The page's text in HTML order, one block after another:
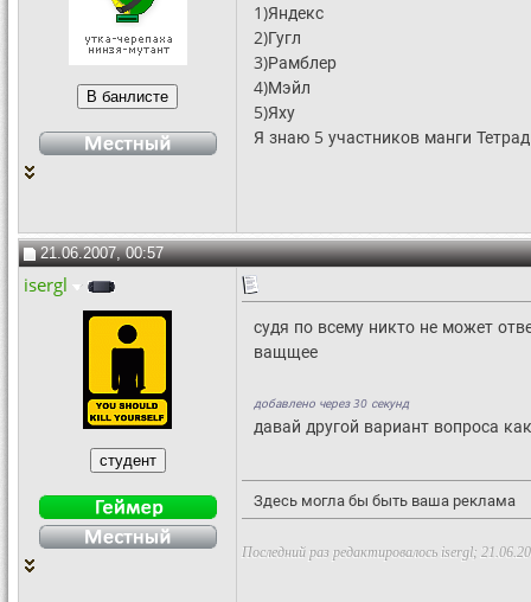
1)Яндекс
2)Гугл
3)Рамблер
4)Мэйл
5)Яху
Я знаю 5 участников манги
21.06.2007, 00:57
isergl
судя по всему никто не может
ващщее
добавлено через 30 секунд
давай другой вариант вопроса
Здесь могла бы быть ваша реклама
Последний раз редактировалось isergl;